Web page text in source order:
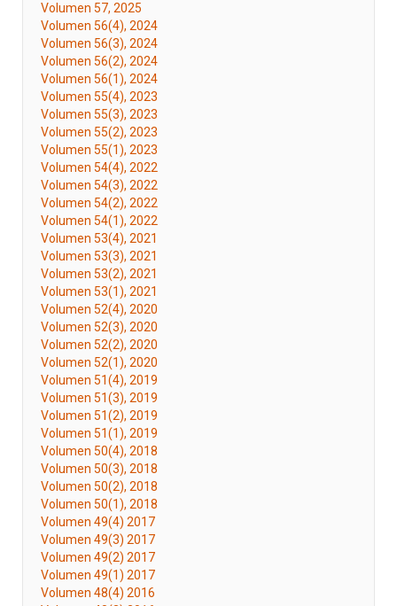
Volumen 57, 2025
Volumen 56(4), 2024
Volumen 56(3), 2024
Volumen 56(2), 2024
Volumen 56(1), 2024
Volumen 55(4), 2023
Volumen 55(3), 2023
Volumen 55(2), 2023
Volumen 55(1), 2023
Volumen 54(4), 2022
Volumen 54(3), 2022
Volumen 54(2), 2022
Volumen 54(1), 2022
Volumen 53(4), 2021
Volumen 53(3), 2021
Volumen 53(2), 2021
Volumen 53(1), 2021
Volumen 52(4), 2020
Volumen 52(3), 2020
Volumen 52(2), 2020
Volumen 52(1), 2020
Volumen 51(4), 2019
Volumen 51(3), 2019
Volumen 51(2), 2019
Volumen 51(1), 2019
Volumen 50(4), 2018
Volumen 50(3), 2018
Volumen 50(2), 2018
Volumen 50(1), 2018
Volumen 49(4) 2017
Volumen 49(3) 2017
Volumen 49(2) 2017
Volumen 49(1) 2017
Volumen 48(4) 2016